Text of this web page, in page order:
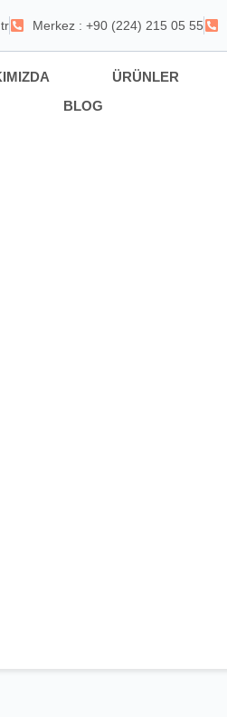
Merkez : +90 (224) 215 05 55
ÜRÜNLER
BLOG